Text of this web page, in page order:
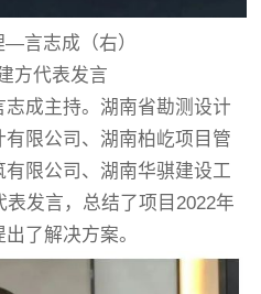
志成（右）
代表发言
成主持。湖南省勘测设计
限公司、湖南柏屹项目管
限公司、湖南华骐建设工
发言，总结了项目2022年
了解决方案。